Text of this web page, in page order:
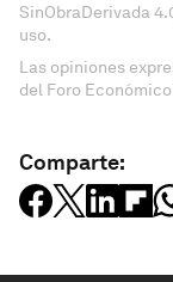
SinObraDerivada
uso.
Las opiniones
del Foro
Comparte: